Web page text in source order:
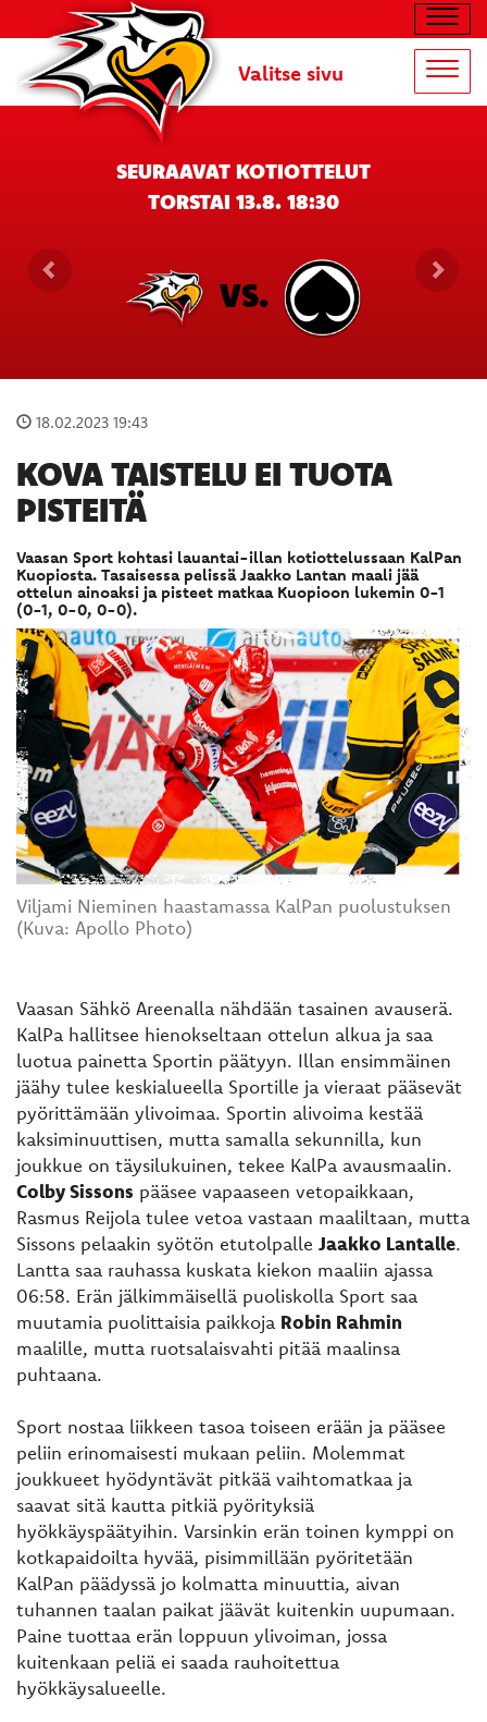
Valitse sivu
SEURAAVAT KOTIOTTELUT
TORSTAI 13.8. 18:30
VS.
18.02.2023 19:43
KOVA TAISTELU EI TUOTA
PISTEITÄ
Vaasan Sport kohtasi lauantai-illan kotiottelussaan KalPan
Kuopiosta. Tasaisessa pelissä Jaakko Lantan maali jää
ottelun ainoaksi ja pisteet matkaa Kuopioon lukemin 0-1
(0-1, 0-0, 0-0).
Viljami Nieminen haastamassa KalPan puolustuksen
(Kuva: Apollo Photo)
Vaasan Sähkö Areenalla nähdään tasainen avauserä.
KalPa hallitsee hienokseltaan ottelun alkua ja saa
luotua painetta Sportin päätyyn. Illan ensimmäinen
jäähy tulee keskialueella Sportille ja vieraat pääsevät
pyörittämään ylivoimaa. Sportin alivoima kestää
kaksiminuuttisen, mutta samalla sekunnilla, kun
joukkue on täysilukuinen, tekee KalPa avausmaalin.
Colby Sissons pääsee vapaaseen vetopaikkaan,
Rasmus Reijola tulee vetoa vastaan maaliltaan, mutta
Sissons pelaakin syötön etutolpalle Jaakko Lantalle.
Lantta saa rauhassa kuskata kiekon maaliin ajassa
06:58. Erän jälkimmäisellä puoliskolla Sport saa
muutamia puolittaisia paikkoja Robin Rahmin
maalille, mutta ruotsalaisvahti pitää maalinsa
puhtaana.
Sport nostaa liikkeen tasoa toiseen erään ja pääsee
peliin erinomaisesti mukaan peliin. Molemmat
joukkueet hyödyntävät pitkää vaihtomatkaa ja
saavat sitä kautta pitkiä pyörityksiä
hyökkäyspäätyihin. Varsinkin erän toinen kymppi on
kotkapaidoilta hyvää, pisimmillään pyöritetään
KalPan päädyssä jo kolmatta minuuttia, aivan
tuhannen taalan paikat jäävät kuitenkin uupumaan.
Paine tuottaa erän loppuun ylivoiman, jossa
kuitenkaan peliä ei saada rauhoitettua
hyökkäysalueelle.